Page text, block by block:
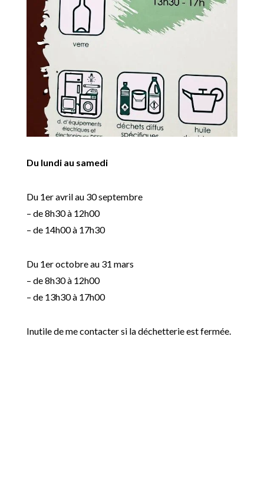
Du lundi au samedi
Du 1er avril au 30 septembre
– de 8h30 à 12h00
– de 14h00 à 17h30
Du 1er octobre au 31 mars
– de 8h30 à 12h00
– de 13h30 à 17h00
Inutile de me contacter si la déchetterie est fermée.